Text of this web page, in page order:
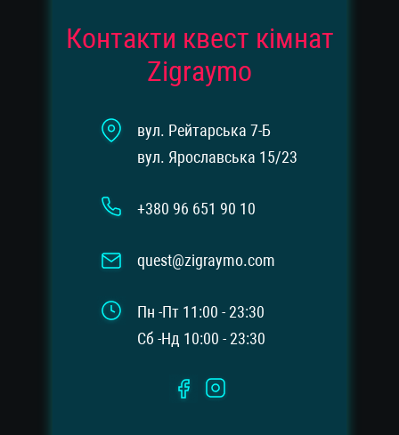
Контакти квест кімнат
Zigraymo
вул. Рейтарська 7-Б
вул. Ярославська 15/23
+380 96 651 90 10
quest@zigraymo.com
Пн -Пт 11:00 - 23:30
Сб -Нд 10:00 - 23:30